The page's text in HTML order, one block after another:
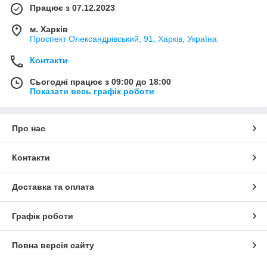
Працює з 07.12.2023
м. Харків
Проспект Олександрівський, 91, Харків, Україна
Контакти
Сьогодні працює з 09:00 до 18:00
Показати весь графік роботи
Про нас
Контакти
Доставка та оплата
Графік роботи
Повна версія сайту